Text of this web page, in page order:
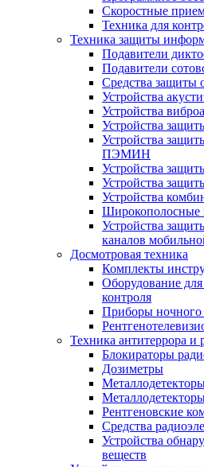
Скоростные
Техника для
Техника защиты
Подавители
Подавители
Средства защиты
Устройства
Устройства
Устройства
Устройства
ПЭМИН
Устройства
Устройства
Устройства
Широкополосные
Устройства
каналов
Досмотровая техника
Комплекты
Оборудование
контроля
Приборы ночного
Техника антитеррора и
Блокираторы
Дозиметры
Рентгеновские
Средства
Устройства
веществ